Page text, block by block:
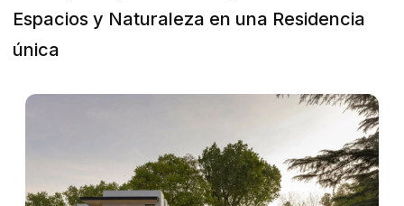
Espacios y Naturaleza en una Residencia
única